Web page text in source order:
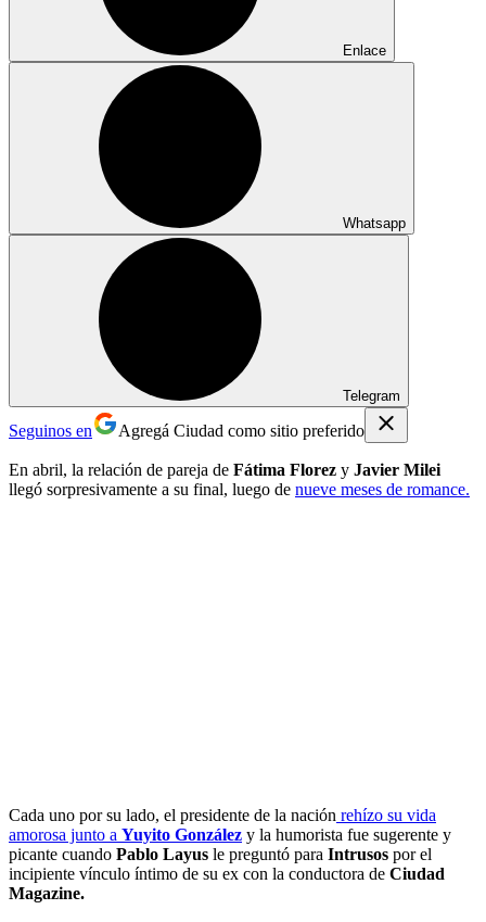
Enlace
Whatsapp
Telegram
Seguinos en Agregá Ciudad como sitio preferido
En abril, la relación de pareja de Fátima Florez y Javier Milei
llegó sorpresivamente a su final, luego de nueve meses de romance.
Cada uno por su lado, el presidente de la nación rehízo su vida
amorosa junto a Yuyito González y la humorista fue sugerente y
picante cuando Pablo Layus le preguntó para Intrusos por el
incipiente vínculo íntimo de su ex con la conductora de Ciudad
Magazine.